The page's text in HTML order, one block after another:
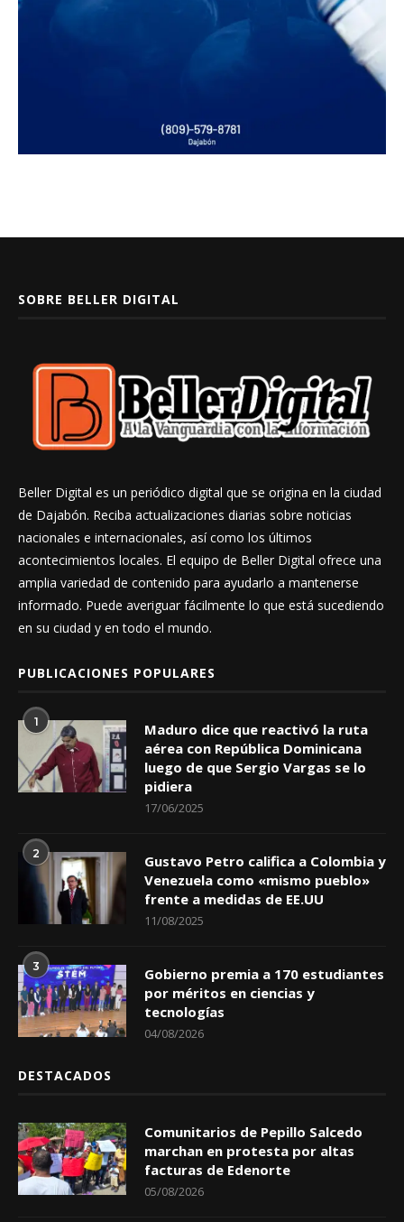
SOBRE BELLER DIGITAL
Beller Digital es un periódico digital que se origina en la ciudad
de Dajabón. Reciba actualizaciones diarias sobre noticias
nacionales e internacionales, así como los últimos
acontecimientos locales. El equipo de Beller Digital ofrece una
amplia variedad de contenido para ayudarlo a mantenerse
informado. Puede averiguar fácilmente lo que está sucediendo
en su ciudad y en todo el mundo.
PUBLICACIONES POPULARES
1
Maduro dice que reactivó la ruta
aérea con República Dominicana
luego de que Sergio Vargas se lo
pidiera
17/06/2025
2
Gustavo Petro califica a Colombia y
Venezuela como «mismo pueblo»
frente a medidas de EE.UU
11/08/2025
3
Gobierno premia a 170 estudiantes
por méritos en ciencias y
tecnologías
04/08/2026
DESTACADOS
Comunitarios de Pepillo Salcedo
marchan en protesta por altas
facturas de Edenorte
05/08/2026